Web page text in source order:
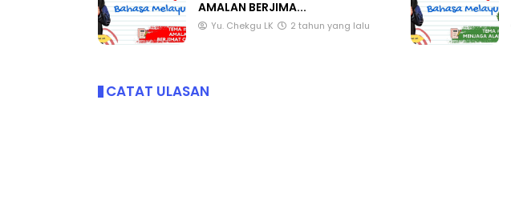
AMALAN BERJIMA...
Yu. Chekgu LK 2 tahun yang lalu
CATAT ULASAN